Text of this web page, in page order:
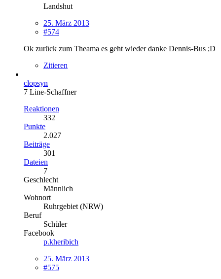
Landshut
25. März 2013
#574
Ok zurück zum Theama es geht wieder danke Dennis-Bus ;D
Zitieren
clopsyn
7 Line-Schaffner
Reaktionen
332
Punkte
2.027
Beiträge
301
Dateien
7
Geschlecht
Männlich
Wohnort
Ruhrgebiet (NRW)
Beruf
Schüler
Facebook
p.kheribich
25. März 2013
#575